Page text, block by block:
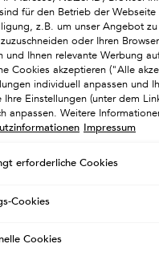
(2)
für den Betrieb der
z.B. um unser Angebot
oder Ihren
und Ihnen relevante Werbung
Cookies akzeptieren ("Alle
individuell anpassen und
Ihre Einstellungen (unter dem
anpassen. Weitere
Impressum
erforderliche Cookies
Cookies
Cookies